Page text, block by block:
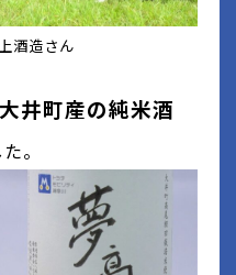
酒造さん
井町産の純米酒
。